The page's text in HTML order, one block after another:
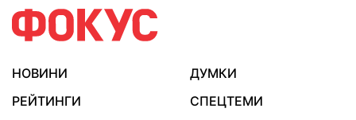
НОВИНИ
ДУМКИ
РЕЙТИНГИ
СПЕЦТЕМИ